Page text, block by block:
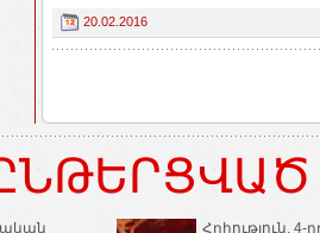
20.02.2016
Հղիություն. 4-